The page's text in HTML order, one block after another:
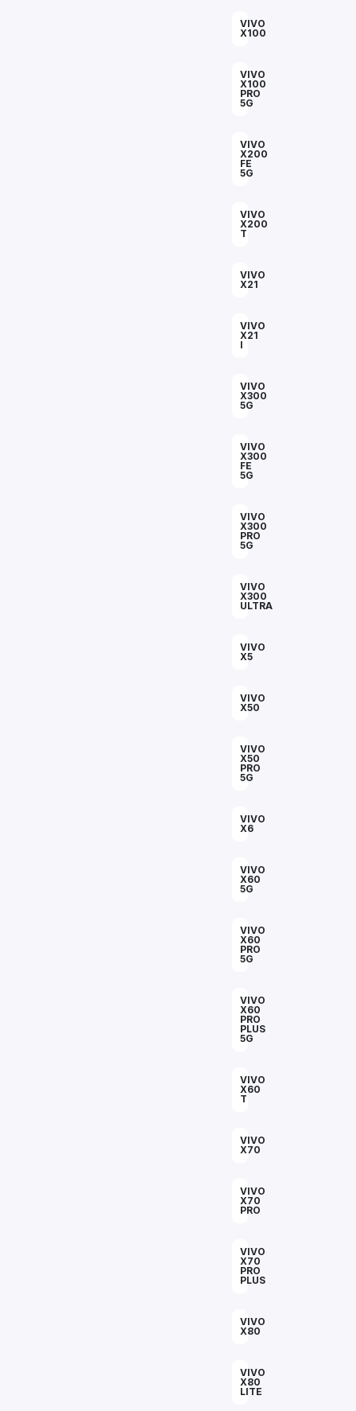
VIVO
X100
VIVO
X100
PRO
5G
VIVO
X200
FE
5G
VIVO
X200
T
VIVO
X21
VIVO
X21
I
VIVO
X300
5G
VIVO
X300
FE
5G
VIVO
X300
PRO
5G
VIVO
X300
ULTRA
VIVO
X5
VIVO
X50
VIVO
X50
PRO
5G
VIVO
X6
VIVO
X60
5G
VIVO
X60
PRO
5G
VIVO
X60
PRO
PLUS
5G
VIVO
X60
T
VIVO
X70
VIVO
X70
PRO
VIVO
X70
PRO
PLUS
VIVO
X80
VIVO
X80
LITE